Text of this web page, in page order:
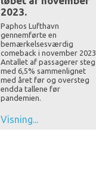
2023.
Paphos Lufthavn
gennemførte en
bemærkelsesværdig
comeback i november 2023.
Antallet af passagerer steg
med 6,5% sammenlignet
med året før og oversteg
endda tallene før
pandemien.
Visning...